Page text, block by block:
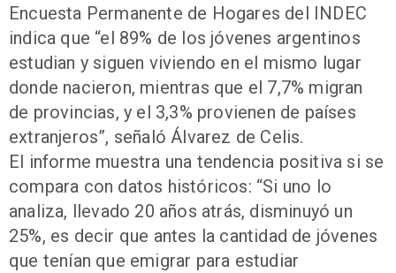
Encuesta Permanente de Hogares del INDEC
indica que “el 89% de los jóvenes argentinos
estudian y siguen viviendo en el mismo lugar
donde nacieron, mientras que el 7,7% migran
de provincias, y el 3,3% provienen de países
extranjeros”, señaló Álvarez de Celis.
El informe muestra una tendencia positiva si se
compara con datos históricos: “Si uno lo
analiza, llevado 20 años atrás, disminuyó un
25%, es decir que antes la cantidad de jóvenes
que tenían que emigrar para estudiar